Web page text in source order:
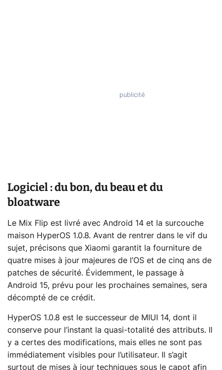
Logiciel : du bon, du beau et du
bloatware
Le Mix Flip est livré avec Android 14 et la surcouche
maison HyperOS 1.0.8. Avant de rentrer dans le vif du
sujet, précisons que Xiaomi garantit la fourniture de
quatre mises à jour majeures de l’OS et de cinq ans de
patches de sécurité. Évidemment, le passage à
Android 15, prévu pour les prochaines semaines, sera
décompté de ce crédit.
HyperOS 1.0.8 est le successeur de MIUI 14, dont il
conserve pour l’instant la quasi-totalité des attributs. Il
y a certes des modifications, mais elles ne sont pas
immédiatement visibles pour l’utilisateur. Il s’agit
surtout de mises à jour techniques sous le capot afin